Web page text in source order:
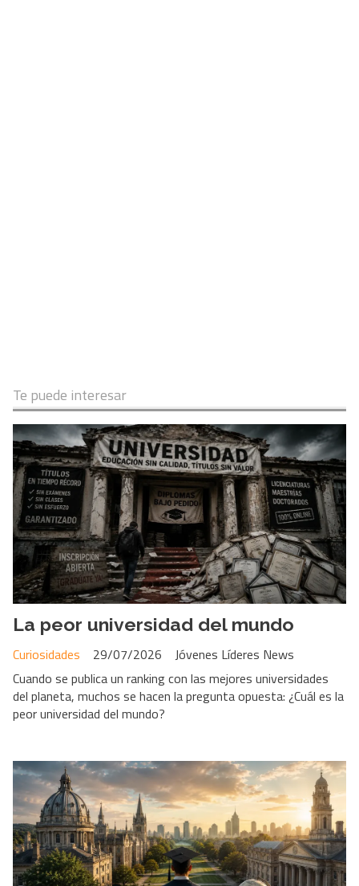
Te puede interesar
La peor universidad del mundo
Jóvenes Líderes News
Curiosidades
29/07/2026
Cuando se publica un ranking con las mejores universidades
del planeta, muchos se hacen la pregunta opuesta: ¿Cuál es la
peor universidad del mundo?